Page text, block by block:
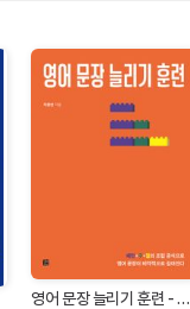
영어 문장 늘리기 훈련 - 패